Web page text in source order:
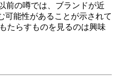
前の噂では、ブランドが近
可能性があることが示されて
たらすものを見るのは興味